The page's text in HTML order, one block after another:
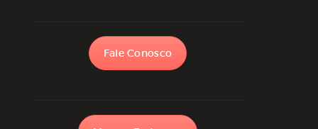
Fale Conosco